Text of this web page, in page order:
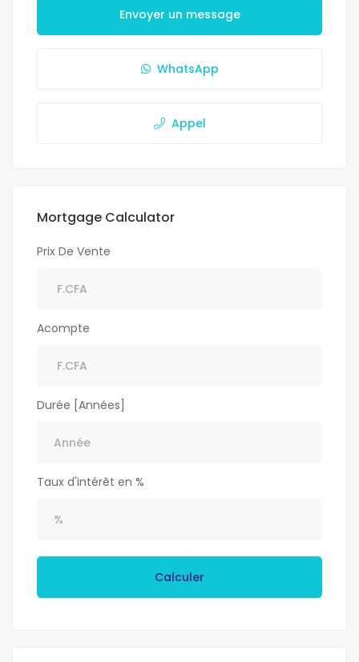
Envoyer un message
WhatsApp
Appel
Mortgage Calculator
Prix De Vente
Acompte
Durée [Années]
Taux d'intérêt en %
Calculer